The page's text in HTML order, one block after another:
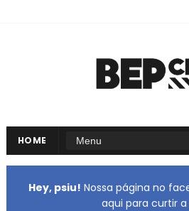
HOME
Hey, psiu! Nossa página no
aqui para curtir a